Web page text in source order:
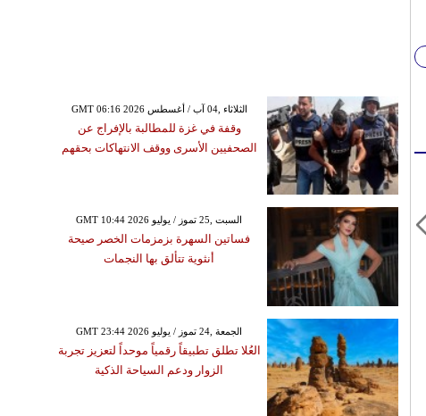
GMT 06:16 2026 الثلاثاء ,04 آب / أغسطس
وقفة في غزة للمطالبة بالإفراج عن
الصحفيين الأسرى ووقف الانتهاكات بحقهم
GMT 10:44 2026 السبت ,25 تموز / يوليو
فساتين السهرة بزمزمات الخصر صيحة
أنثوية تتألق بها النجمات
GMT 23:44 2026 الجمعة ,24 تموز / يوليو
العُلا تطلق تطبيقاً رقمياً موحداً لتعزيز تجربة
الزوار ودعم السياحة الذكية